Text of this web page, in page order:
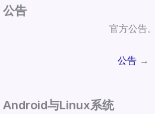
公告
官方公告。
公告→
Android与Linux系统